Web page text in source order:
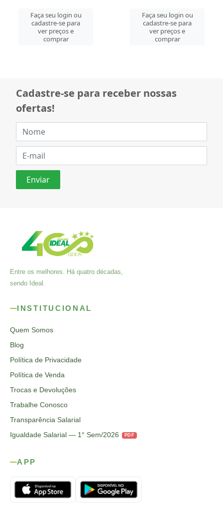
Faça seu login ou
cadastre-se para
ver preços e
comprar
Faça seu login ou
cadastre-se para
ver preços e
comprar
Cadastre-se para receber nossas
ofertas!
Entre os melhores. Há quatro décadas,
sendo Ideal.
INSTITUCIONAL
Quem Somos
Blog
Política de Privacidade
Política de Venda
Trocas e Devoluções
Trabalhe Conosco
Transparência Salarial
Igualdade Salarial — 1° Sem/2026
PDF
APP